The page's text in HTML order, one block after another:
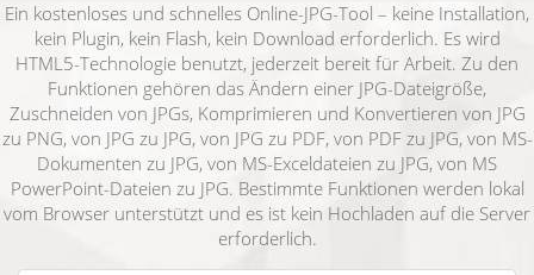
Ein kostenloses und schnelles Online-JPG-Tool – keine Installation,
kein Plugin, kein Flash, kein Download erforderlich. Es wird
HTML5-Technologie benutzt, jederzeit bereit für Arbeit. Zu den
Funktionen gehören das Ändern einer JPG-Dateigröße,
Zuschneiden von JPGs, Komprimieren und Konvertieren von JPG
zu PNG, von JPG zu JPG, von JPG zu PDF, von PDF zu JPG, von MS-
Dokumenten zu JPG, von MS-Exceldateien zu JPG, von MS
PowerPoint-Dateien zu JPG. Bestimmte Funktionen werden lokal
vom Browser unterstützt und es ist kein Hochladen auf die Server
erforderlich.